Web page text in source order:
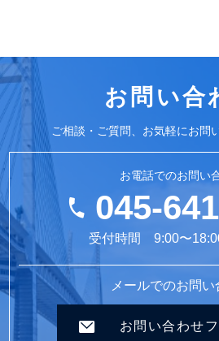
お問い合
ご相談・ご質問、お気軽にお問
お電話でのお問い
045-
受付時間 9:00〜
メールでのお問い
お問い合わせ